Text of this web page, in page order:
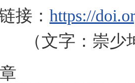
接： https://
（文字：崇